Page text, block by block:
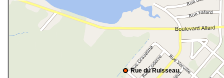
Rue du Ruisseau